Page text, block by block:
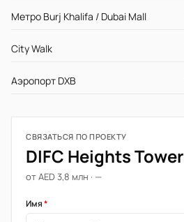
Метро Burj Khalifa / Dubai Mall
City Walk
Аэропорт DXB
СВЯЗАТЬСЯ ПО ПРОЕКТУ
DIFC Heights Tower
от AED 3,8 млн · —
Имя*